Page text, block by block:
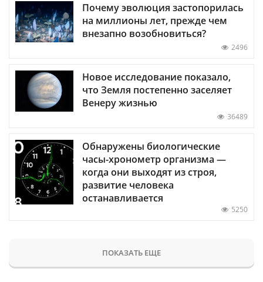
Почему эволюция застопорилась
на миллионы лет, прежде чем
внезапно возобновиться?
2496
Новое исследование показало,
что Земля постепенно заселяет
Венеру жизнью
36489
Обнаружены биологические
часы-хронометр организма —
когда они выходят из строя,
развитие человека
останавливается
5250
ПОКАЗАТЬ ЕЩЕ